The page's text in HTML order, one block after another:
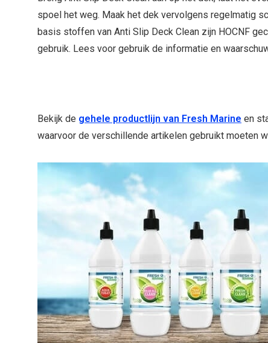
spoel het weg. Maak het dek vervolgens regelmatig
basis stoffen van Anti Slip Deck Clean zijn HOCNF
gebruik. Lees voor gebruik de informatie en
Bekijk de gehele productlijn van Fresh Marine en
waarvoor de verschillende artikelen gebruikt moeten